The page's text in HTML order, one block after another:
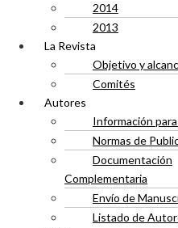
2014
2013
La Revista
Objetivo y
Comités
Autores
Información
Normas de
Documentación
Complementaria
Envío de
Listado de